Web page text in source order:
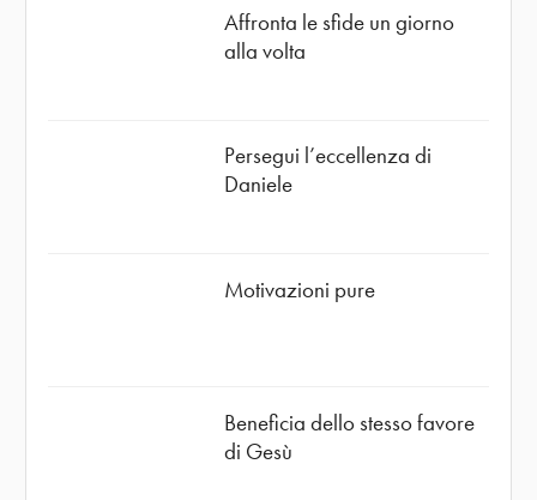
Affronta le sfide un giorno
alla volta
Persegui l’eccellenza di
Daniele
Motivazioni pure
Beneficia dello stesso favore
di Gesù